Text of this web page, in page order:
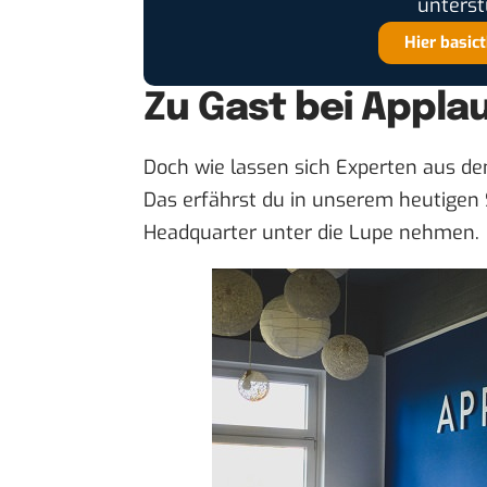
Hier
Zu Gast bei
Doch wie lassen sich Experten aus
Das erfährst du in unserem heutigen
Headquarter unter die Lupe nehmen.